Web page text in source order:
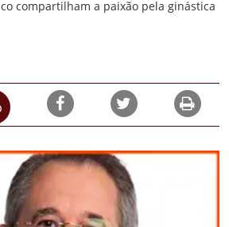
compartilham a paixão pela ginástica